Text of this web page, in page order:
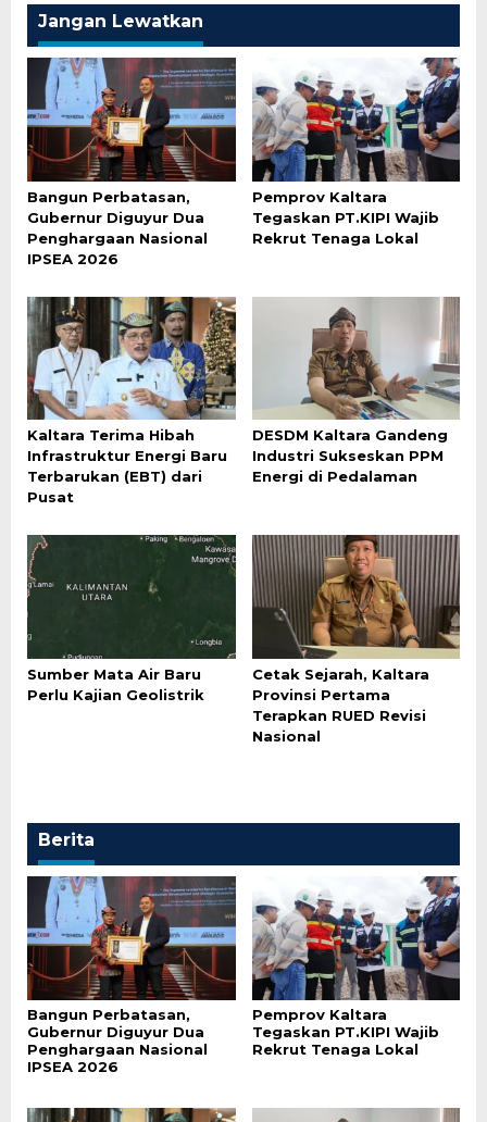
Jangan Lewatkan
Bangun Perbatasan,
Gubernur Diguyur Dua
Penghargaan Nasional
IPSEA 2026
Pemprov Kaltara
Tegaskan PT.KIPI Wajib
Rekrut Tenaga Lokal
Kaltara Terima Hibah
Infrastruktur Energi Baru
Terbarukan (EBT) dari
Pusat
DESDM Kaltara Gandeng
Industri Sukseskan PPM
Energi di Pedalaman
Sumber Mata Air Baru
Perlu Kajian Geolistrik
Cetak Sejarah, Kaltara
Provinsi Pertama
Terapkan RUED Revisi
Nasional
Berita
Bangun Perbatasan,
Gubernur Diguyur Dua
Penghargaan Nasional
IPSEA 2026
Pemprov Kaltara
Tegaskan PT.KIPI Wajib
Rekrut Tenaga Lokal